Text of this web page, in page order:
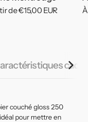
de €15,00 EUR
cadre
couché gloss 250
pour mettre en